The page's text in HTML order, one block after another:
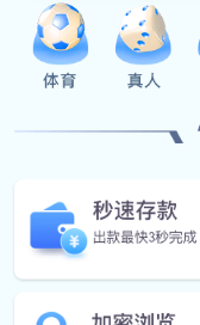
CL250-9不锈钢铰链